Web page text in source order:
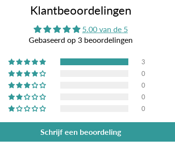
Klantbeoordelingen
5.00 van de 5
Gebaseerd op 3 beoordelingen
3
0
0
0
0
Schrijf een beoordeling